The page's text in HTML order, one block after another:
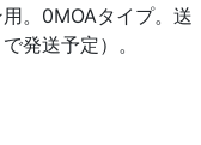
。0MOAタイプ。送
発送予定）。